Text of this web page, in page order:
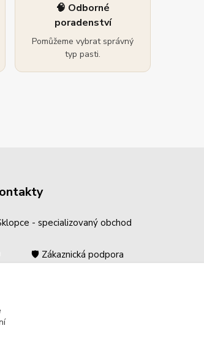
🧠 Odborné
poradenství
Pomůžeme vybrat správný
typ pasti.
- specializovaný obchod
🛡️ Zákaznická podpora
info@repulse.cz